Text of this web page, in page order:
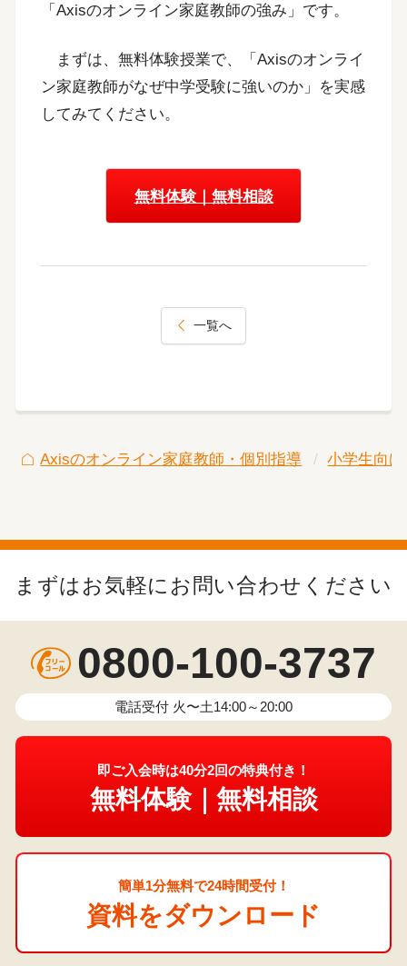
「Axisのオンライン家庭教師の強み」です。
まずは、無料体験授業で、「Axisのオンライ
ン家庭教師がなぜ中学受験に強いのか」を実感
してみてください。
無料体験｜無料相談
一覧へ
Axisのオンライン家庭教師・個別指導 小学生向け
まずはお気軽にお問い合わせください
0800-100-3737
電話受付 火〜土14:00～20:00
即ご入会時は40分2回の特典付き！
無料体験｜無料相談
簡単1分無料で24時間受付！
資料をダウンロード